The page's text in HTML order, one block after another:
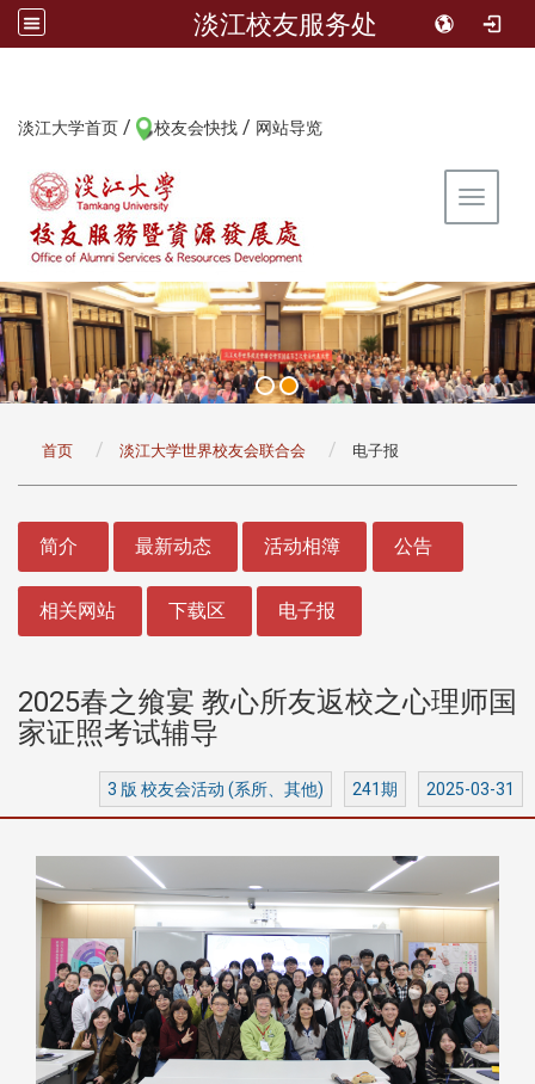
淡江校友服务处
淡江大学首页 / 校友会快找 / 网站导览
Toggle
首页 淡江大学世界校友会联合会 电子报
简介 最新动态 活动相簿 公告
相关网站 下载区 电子报
2025春之飨宴 教心所友返校之心理师国
家证照考试辅导
3 版 校友会活动 (系所、其他) 241期 2025-03-31